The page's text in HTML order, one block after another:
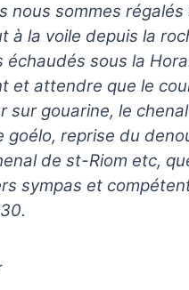
nous sommes
à la voile depuis la
échaudés sous la
et attendre que le
sur gouarine, le
goélo, reprise du
de st-Riom etc,
sympas et